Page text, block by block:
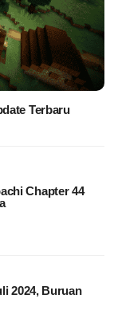
Terbaru
Chapter 44
2024, Buruan